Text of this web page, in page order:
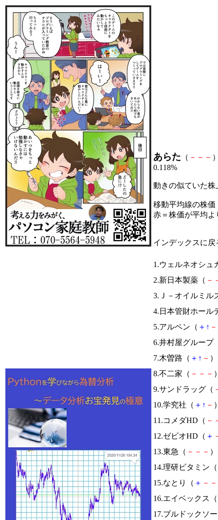
あらた （ － － －
0.118%
動きの似ていた
移動平均線の株価
赤＝株価が平均
インデックスに戻
1.ウェルネオシュ
2.新日本製薬（ －
3.Ｊ－オイルミル
4.日本管財ホール
5.アルペン（ ＋ ↑ －
6.井村屋グループ
7.木曽路（ ＋ ↑ －
8.不二家（ － － －
9.サンドラッグ（
10.学究社（ ＋ ↑ －
11.コメダHD（ －
12.ゼビオHD（ ＋
13.東急（ － － －
14.理研ビタミン（
15.なとり（ ＋ － －
16.エイベックス（
17.ブルドックソ